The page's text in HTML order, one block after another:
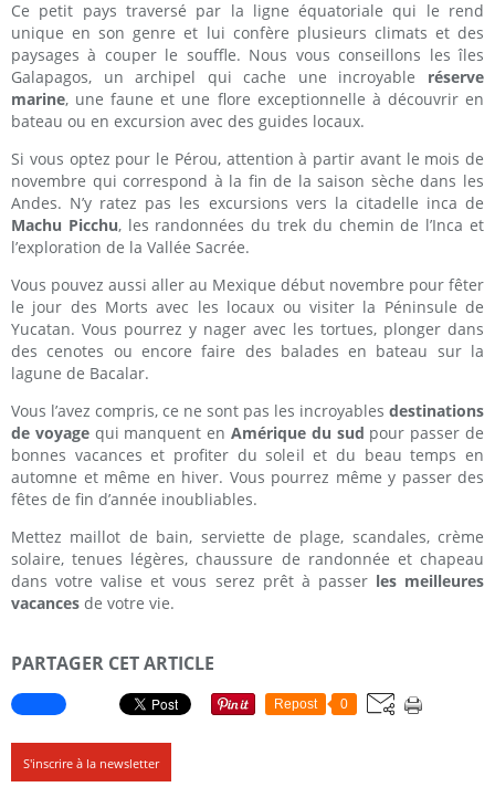
Ce petit pays traversé par la ligne équatoriale qui le rend
unique en son genre et lui confère plusieurs climats et des
paysages à couper le souffle. Nous vous conseillons les îles
Galapagos, un archipel qui cache une incroyable réserve
marine, une faune et une flore exceptionnelle à découvrir en
bateau ou en excursion avec des guides locaux.
Si vous optez pour le Pérou, attention à partir avant le mois de
novembre qui correspond à la fin de la saison sèche dans les
Andes. N’y ratez pas les excursions vers la citadelle inca de
Machu Picchu, les randonnées du trek du chemin de l’Inca et
l’exploration de la Vallée Sacrée.
Vous pouvez aussi aller au Mexique début novembre pour fêter
le jour des Morts avec les locaux ou visiter la Péninsule de
Yucatan. Vous pourrez y nager avec les tortues, plonger dans
des cenotes ou encore faire des balades en bateau sur la
lagune de Bacalar.
Vous l’avez compris, ce ne sont pas les incroyables destinations
de voyage qui manquent enAmérique du sud pour passer de
bonnes vacances et profiter du soleil et du beau temps en
automne et même en hiver. Vous pourrez même y passer des
fêtes de fin d’année inoubliables.
Mettez maillot de bain, serviette de plage, scandales, crème
solaire, tenues légères, chaussure de randonnée et chapeau
dans votre valise et vous serez prêt à passer les meilleures
vacances de votre vie.
PARTAGER CET ARTICLE
Repost 0
S'inscrire à la newsletter